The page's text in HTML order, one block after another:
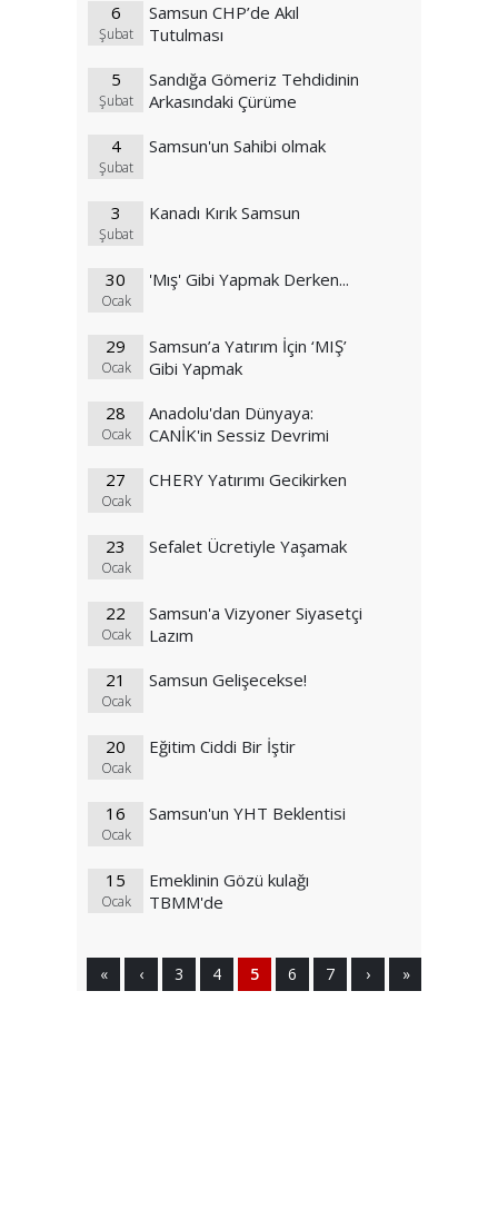
6
Şubat
Samsun CHP’de Akıl
Tutulması
5
Şubat
Sandığa Gömeriz Tehdidinin
Arkasındaki Çürüme
4
Şubat
Samsun'un Sahibi olmak
3
Şubat
Kanadı Kırık Samsun
30
Ocak
'Mış' Gibi Yapmak Derken...
29
Ocak
Samsun’a Yatırım İçin ‘MIŞ’
Gibi Yapmak
28
Ocak
Anadolu'dan Dünyaya:
CANİK'in Sessiz Devrimi
27
Ocak
CHERY Yatırımı Gecikirken
23
Ocak
Sefalet Ücretiyle Yaşamak
22
Ocak
Samsun'a Vizyoner Siyasetçi
Lazım
21
Ocak
Samsun Gelişecekse!
20
Ocak
Eğitim Ciddi Bir İştir
16
Ocak
Samsun'un YHT Beklentisi
15
Ocak
Emeklinin Gözü kulağı
TBMM'de
« ‹ 3 4 5 6 7 › »